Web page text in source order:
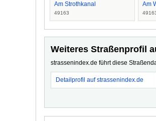
Am Strothkanal
49163
Am
Weiteres Straßenprofil
strassenindex.de führt diese
Detailprofil auf strassenindex.de